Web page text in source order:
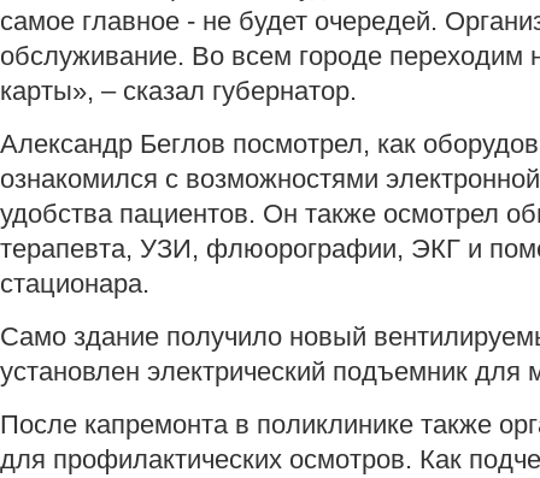
самое главное - не будет очередей.
обслуживание. Во всем городе переходим
карты», – сказал губернатор.
Александр Беглов посмотрел, как
ознакомился с возможностями
удобства пациентов. Он также осмотрел
терапевта, УЗИ, флюорографии, ЭКГ и
стационара.
Само здание получило новый
установлен электрический подъемник
После капремонта в поликлинике также
для профилактических осмотров. Как